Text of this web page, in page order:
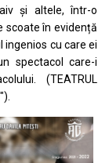
și altele, într-o
scoate în evidență
ingenios cu care ei
spectacol care-i
(TEATRUL